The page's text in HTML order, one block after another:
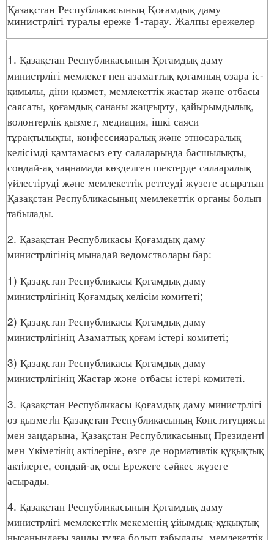
Қазақстан Республикасының Қоғамдық даму
министрлігі туралы ереже 1-тарау. Жалпы ережелер
1. Қазақстан Республикасының Қоғамдық даму
министрлігі мемлекет пен азаматтық қоғамның өзара іс-
қимылы, діни қызмет, мемлекеттік жастар және отбасы
саясаты, қоғамдық сананы жаңғырту, қайырымдылық,
волонтерлік қызмет, медиация, ішкі саяси
тұрақтылықты, конфессияаралық және этносаралық
келісімді қамтамасыз ету салаларында басшылықты,
сондай-ақ заңнамада көзделген шектерде салааралық
үйлестіруді және мемлекеттік реттеуді жүзеге асыратын
Қазақстан Республикасының мемлекеттік органы болып
табылады.
2. Қазақстан Республикасы Қоғамдық даму
министрлігінің мынадай ведомстволары бар:
1) Қазақстан Республикасы Қоғамдық даму
министрлігінің Қоғамдық келісім комитеті;
2) Қазақстан Республикасы Қоғамдық даму
министрлігінің Азаматтық қоғам істері комитеті;
3) Қазақстан Республикасы Қоғамдық даму
министрлігінің Жастар және отбасы істері комитеті.
3. Қазақстан Республикасы Қоғамдық даму министрлігі
өз қызметiн Қазақстан Республикасының Конституциясы
мен заңдарына, Қазақстан Республикасының Президентi
мен Үкiметiнiң актiлерiне, өзге де нормативтiк құқықтық
актiлерге, сондай-ақ осы Ережеге сәйкес жүзеге
асырады.
4. Қазақстан Республикасының Қоғамдық даму
министрлігі мемлекеттiк мекеменің ұйымдық-құқықтық
нысанындағы заңды тұлға болып табылады, мемлекеттiк